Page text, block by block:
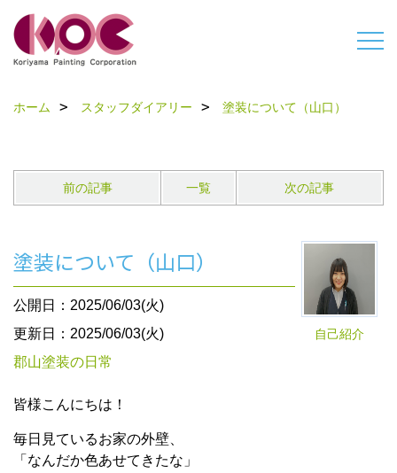
ホーム スタッフダイアリー 塗装について（山口）
前の記事 一覧 次の記事
自己紹介
塗装について（山口）
公開日：2025/06/03(火)
更新日：2025/06/03(火)
郡山塗装の日常
皆様こんにちは！
毎日見ているお家の外壁、
「なんだか色あせてきたな」